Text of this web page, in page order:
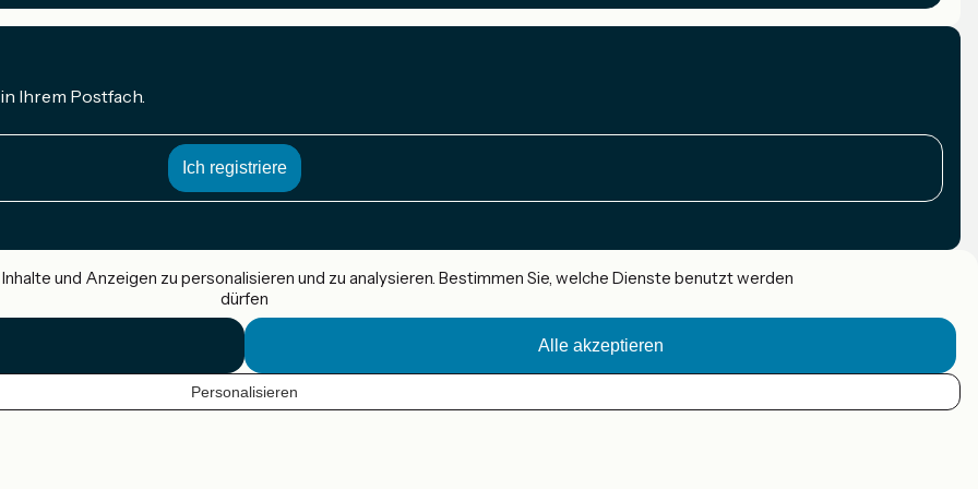
Ihrem Postfach.
und Anzeigen zu personalisieren und zu analysieren. Bestimmen Sie, welche Dienste benutzt werden
dürfen
Alle akzeptieren
Personalisieren